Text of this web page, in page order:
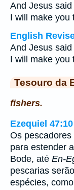
And Jesus
I will make you
English
And Jesus
I will make you
Tesouro da
fishers.
Ezequiel 47:10
Os
para estender
Bode, até En-
pescarias
espécies,